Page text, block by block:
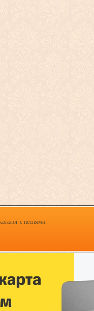
с песнями.